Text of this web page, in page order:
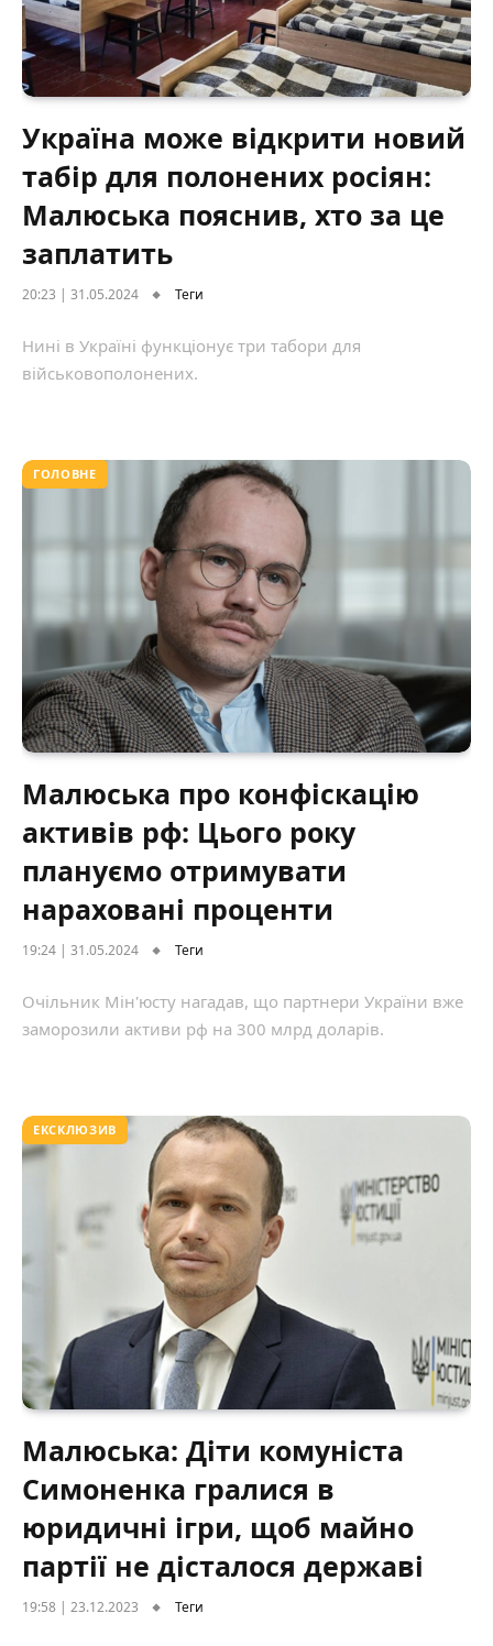
Україна може відкрити новий
табір для полонених росіян:
Малюська пояснив, хто за це
заплатить
20:23 | 31.05.2024 Теги
Нині в Україні функціонує три табори для
військовополонених.
ГОЛОВНЕ
Малюська про конфіскацію
активів рф: Цього року
плануємо отримувати
нараховані проценти
19:24 | 31.05.2024 Теги
Очільник Мін'юсту нагадав, що партнери України вже
заморозили активи рф на 300 млрд доларів.
ЕКСКЛЮЗИВ
Малюська: Діти комуніста
Симоненка гралися в
юридичні ігри, щоб майно
партії не дісталося державі
19:58 | 23.12.2023 Теги